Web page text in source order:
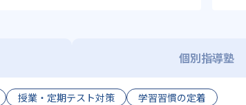
個別指導塾
授業・定期テスト対策 学習習慣の定着